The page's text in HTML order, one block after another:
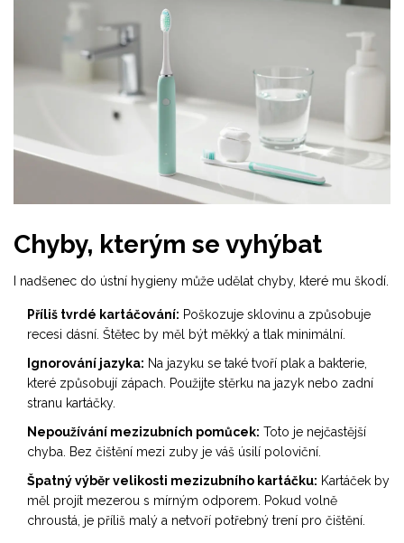
Chyby, kterým se vyhýbat
I nadšenec do ústní hygieny může udělat chyby, které mu škodí.
Příliš tvrdé kartáčování: Poškozuje sklovinu a způsobuje
recesi dásní. Štětec by měl být měkký a tlak minimální.
Ignorování jazyka: Na jazyku se také tvoří plak a bakterie,
které způsobují zápach. Použijte stěrku na jazyk nebo zadní
stranu kartáčky.
Nepoužívání mezizubních pomůcek: Toto je nejčastější
chyba. Bez čištění mezi zuby je váš úsilí poloviční.
Špatný výběr velikosti mezizubního kartáčku: Kartáček by
měl projít mezerou s mírným odporem. Pokud volně
chroustá, je příliš malý a netvoří potřebný trení pro čištění.